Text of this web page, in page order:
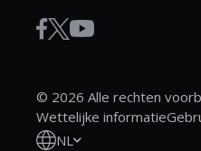
© 2026 Alle rechten
Wettelijke informatie
NL